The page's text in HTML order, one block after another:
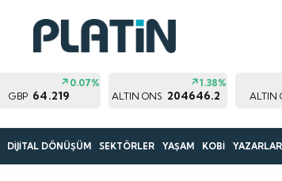
GBP 64.219
0.07%
ALTIN ONS 204646.2
1.38%
ALTIN
DİJİTAL DÖNÜŞÜM SEKTÖRLER YAŞAM KOBİ YAZARLAR